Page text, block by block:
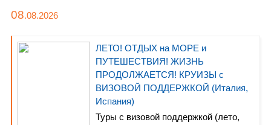
08.08.2026
ЛЕТО! ОТДЫХ на МОРЕ и
ПУТЕШЕСТВИЯ! ЖИЗНЬ
ПРОДОЛЖАЕТСЯ! КРУИЗЫ с
ВИЗОВОЙ ПОДДЕРЖКОЙ (Италия,
Испания)
Туры с визовой поддержкой (лето,